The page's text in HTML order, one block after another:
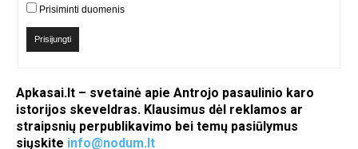
Prisiminti duomenis
Prisijungti
Apkasai.lt – svetainė apie Antrojo pasaulinio karo
istorijos skeveldras. Klausimus dėl reklamos ar
straipsnių perpublikavimo bei temų pasiūlymus
siųskite info@nodum.lt